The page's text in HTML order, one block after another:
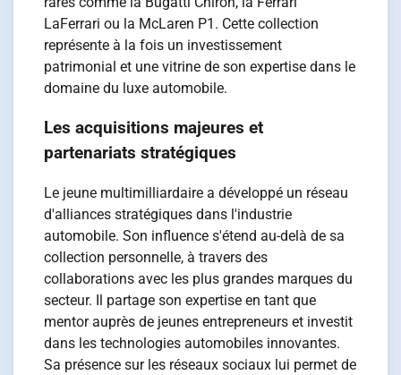
LaFerrari ou la McLaren P1. Cette collection
représente à la fois un investissement
patrimonial et une vitrine de son expertise dans le
domaine du luxe automobile.
Les acquisitions majeures et
partenariats stratégiques
Le jeune multimilliardaire a développé un réseau
d'alliances stratégiques dans l'industrie
automobile. Son influence s'étend au-delà de sa
collection personnelle, à travers des
collaborations avec les plus grandes marques du
secteur. Il partage son expertise en tant que
mentor auprès de jeunes entrepreneurs et investit
dans les technologies automobiles innovantes.
Sa présence sur les réseaux sociaux lui permet de